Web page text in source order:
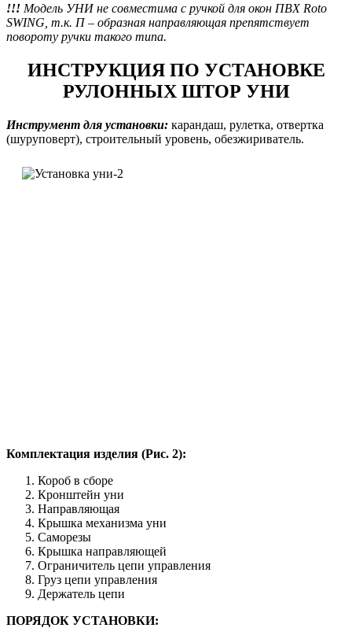
!!! Модель УНИ не совместима с ручкой для окон ПВХ Roto
SWING, т.к. П – образная направляющая препятствует
повороту ручки такого типа.
ИНСТРУКЦИЯ ПО УСТАНОВКЕ
РУЛОННЫХ ШТОР УНИ
Инструмент для установки: карандаш, рулетка, отвертка
(шуруповерт), строительный уровень, обезжириватель.
Комплектация изделия (Рис. 2):
Короб в сборе
Кронштейн уни
Направляющая
Крышка механизма уни
Саморезы
Крышка направляющей
Ограничитель цепи управления
Груз цепи управления
Держатель цепи
ПОРЯДОК УСТАНОВКИ: